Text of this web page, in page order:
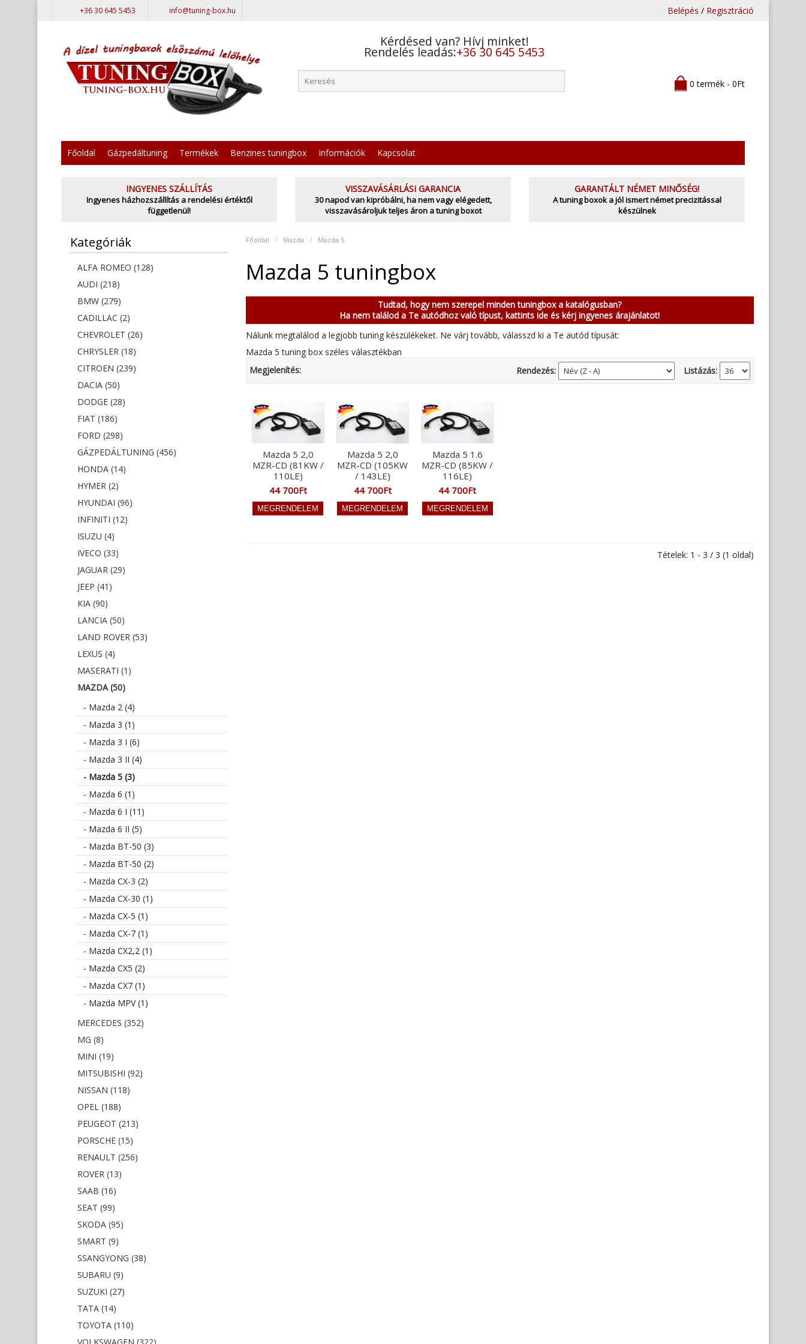
+36 30 645 5453 info@tuning-box.hu Belépés / Regisztráció
Kérdésed van? Hívj minket!
Rendelés leadás:+36 30 645 5453
0 termék - 0Ft
Főoldal Gázpedáltuning Termékek Benzines tuningbox Információk Kapcsolat
INGYENES SZÁLLÍTÁS
Ingyenes házhozszállítás a rendelési értéktől
függetlenül!
VISSZAVÁSÁRLÁSI GARANCIA
30 napod van kipróbálni, ha nem vagy elégedett,
visszavásároljuk teljes áron a tuning boxot
GARANTÁLT NÉMET MINŐSÉG!
A tuning boxok a jól ismert német precizitással
készülnek
Kategóriák
ALFA ROMEO (128)
AUDI (218)
BMW (279)
CADILLAC (2)
CHEVROLET (26)
CHRYSLER (18)
CITROEN (239)
DACIA (50)
DODGE (28)
FIAT (186)
FORD (298)
GÁZPEDÁLTUNING (456)
HONDA (14)
HYMER (2)
HYUNDAI (96)
INFINITI (12)
ISUZU (4)
IVECO (33)
JAGUAR (29)
JEEP (41)
KIA (90)
LANCIA (50)
LAND ROVER (53)
LEXUS (4)
MASERATI (1)
MAZDA (50)
- Mazda 2 (4)
- Mazda 3 (1)
- Mazda 3 I (6)
- Mazda 3 II (4)
- Mazda 5 (3)
- Mazda 6 (1)
- Mazda 6 I (11)
- Mazda 6 II (5)
- Mazda BT-50 (3)
- Mazda BT-50 (2)
- Mazda CX-3 (2)
- Mazda CX-30 (1)
- Mazda CX-5 (1)
- Mazda CX-7 (1)
- Mazda CX2,2 (1)
- Mazda CX5 (2)
- Mazda CX7 (1)
- Mazda MPV (1)
MERCEDES (352)
MG (8)
MINI (19)
MITSUBISHI (92)
NISSAN (118)
OPEL (188)
PEUGEOT (213)
PORSCHE (15)
RENAULT (256)
ROVER (13)
SAAB (16)
SEAT (99)
SKODA (95)
SMART (9)
SSANGYONG (38)
SUBARU (9)
SUZUKI (27)
TATA (14)
TOYOTA (110)
Főoldal Mazda Mazda 5
Mazda 5 tuningbox
Tudtad, hogy nem szerepel minden tuningbox a katalógusban?
Ha nem találod a Te autódhoz való típust, kattints ide és kérj ingyenes árajánlatot!
Nálunk megtalálod a legjobb tuning készülékeket. Ne várj tovább, válasszd ki a Te autód típusát:
Mazda 5 tuning box széles választékban
Megjelenítés:
Listázás:
Rendezés:
Mazda 5 2,0
MZR-CD (81KW /
110LE)
44 700Ft
Mazda 5 2,0
MZR-CD (105KW
/ 143LE)
44 700Ft
Mazda 5 1.6
MZR-CD (85KW /
116LE)
44 700Ft
Tételek: 1 - 3 / 3 (1 oldal)